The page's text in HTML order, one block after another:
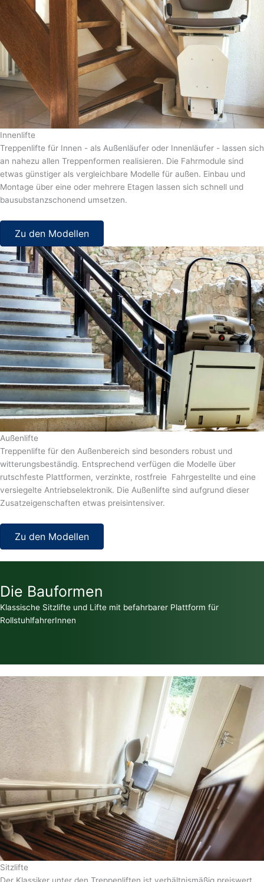
Innenlifte
Treppenlifte für Innen - als Außenläufer oder Innenläufer - lassen sich
an nahezu allen Treppenformen realisieren. Die Fahrmodule sind
etwas günstiger als vergleichbare Modelle für außen. Einbau und
Montage über eine oder mehrere Etagen lassen sich schnell und
bausubstanzschonend umsetzen.
Zu den Modellen
Außenlifte
Treppenlifte für den Außenbereich sind besonders robust und
witterungsbeständig. Entsprechend verfügen die Modelle über
rutschfeste Plattformen, verzinkte, rostfreie Fahrgestellte und eine
versiegelte Antriebselektronik. Die Außenlifte sind aufgrund dieser
Zusatzeigenschaften etwas preisintensiver.
Zu den Modellen
Die Bauformen
Klassische Sitzlifte und Lifte mit befahrbarer Plattform für
RollstuhlfahrerInnen
Sitzlifte